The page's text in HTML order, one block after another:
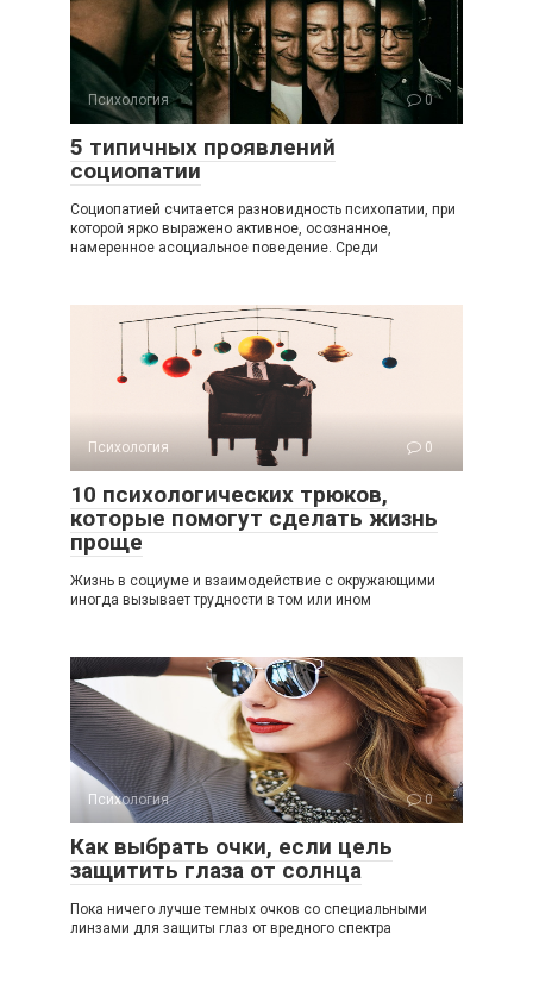
Психология 0
5 типичных проявлений
социопатии
Социопатией считается разновидность психопатии, при
которой ярко выражено активное, осознанное,
намеренное асоциальное поведение. Среди
Психология 0
10 психологических трюков,
которые помогут сделать жизнь
проще
Жизнь в социуме и взаимодействие с окружающими
иногда вызывает трудности в том или ином
Психология 0
Как выбрать очки, если цель
защитить глаза от солнца
Пока ничего лучше темных очков со специальными
линзами для защиты глаз от вредного спектра